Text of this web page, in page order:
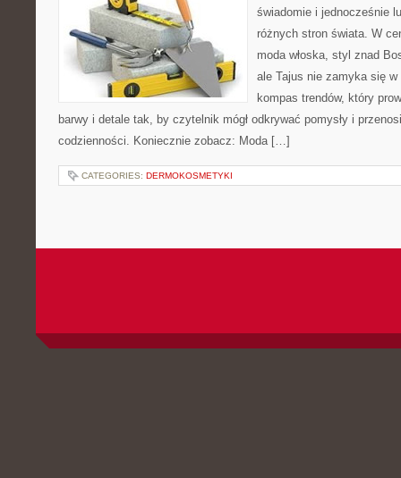
świadomie i jednocześnie
różnych stron świata. W
moda włoska, styl znad
ale Tajus nie zamyka się
kompas trendów, który
barwy i detale tak, by czytelnik mógł odkrywać pomysły i
codzienności. Koniecznie zobacz: Moda […]
CATEGORIES: DERMOKOSMETYKI